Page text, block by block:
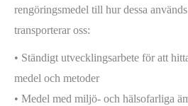
rengöringsmedel till hur dessa
transporterar oss:
• Ständigt utvecklingsarbete för att
medel och metoder
• Medel med miljö- och hälsofarliga